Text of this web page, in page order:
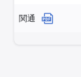
関通